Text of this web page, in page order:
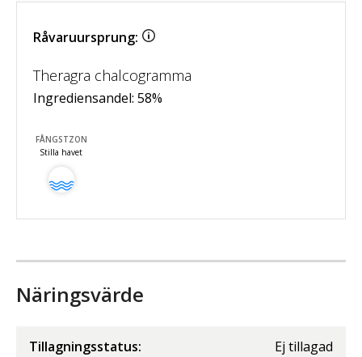
Råvaruursprung:
Theragra chalcogramma
Ingrediensandel: 58%
FÅNGSTZON
Stilla havet
Näringsvärde
Tillagningsstatus: Ej tillagad